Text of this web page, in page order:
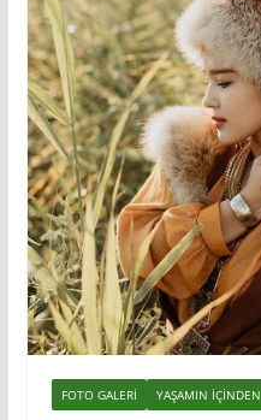
FOTO GALERI YAŞAMIN IÇINDEN